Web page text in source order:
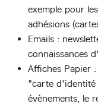
exemple pour
adhésions
Emails :
connaissances
Affiches Papier
"carte d'identité
évènements, le